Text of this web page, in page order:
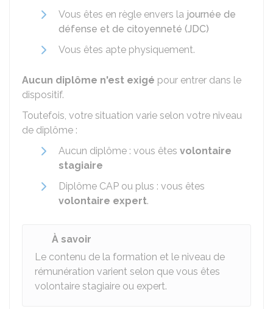
Vous êtes en règle envers la journée de
défense et de citoyenneté (JDC)
Vous êtes apte physiquement.
Aucun diplôme n'est exigé pour entrer dans le
dispositif.
Toutefois, votre situation varie selon votre niveau
de diplôme :
Aucun diplôme : vous êtes volontaire
stagiaire
Diplôme CAP ou plus : vous êtes
volontaire expert.
À savoir
Le contenu de la formation et le niveau de
rémunération varient selon que vous êtes
volontaire stagiaire ou expert.